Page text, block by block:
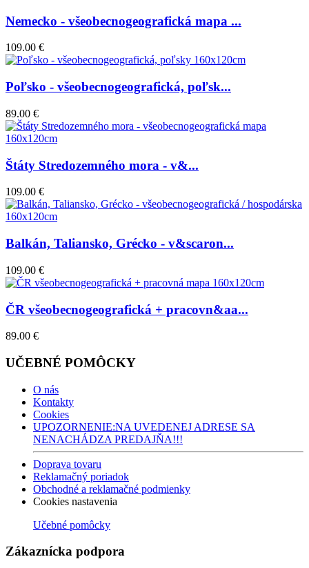
Nemecko - všeobecnogeografická mapa ...
109.00 €
Poľsko - všeobecnogeografická, poľsk...
89.00 €
Štáty Stredozemného mora - v&...
109.00 €
Balkán, Taliansko, Grécko - v&scaron...
109.00 €
ČR všeobecnogeografická + pracovn&aa...
89.00 €
UČEBNÉ POMÔCKY
O nás
Kontakty
Cookies
UPOZORNENIE:NA UVEDENEJ ADRESE SA
NENACHÁDZA PREDAJŇA!!!
Doprava tovaru
Reklamačný poriadok
Obchodné a reklamačné podmienky
Cookies nastavenia
Učebné pomôcky
Zákaznícka podpora